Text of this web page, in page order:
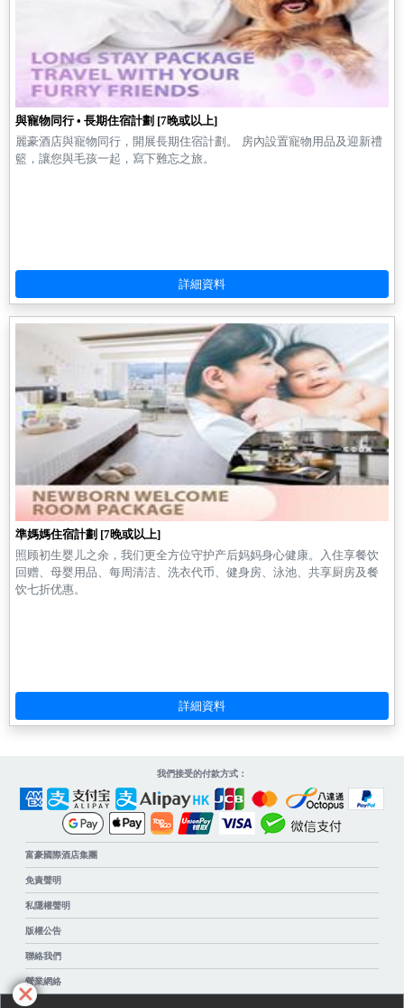
與寵物同行 • 長期住宿計劃 [7晚或以上]
麗豪酒店與寵物同行，開展長期住宿計劃。 房內設置寵物用品及迎新禮
籃，讓您與毛孩一起，寫下難忘之旅。
準媽媽住宿計劃 [7晚或以上]
照顾初生婴儿之余，我们更全方位守护产后妈妈身心健康。入住享餐饮
回赠、母婴用品、每周清洁、洗衣代币、健身房、泳池、共享厨房及餐
饮七折优惠。
富豪國際酒店集團
免責聲明
私隱權聲明
版權公告
聯絡我們
營業網絡
我們接受的付款方式：